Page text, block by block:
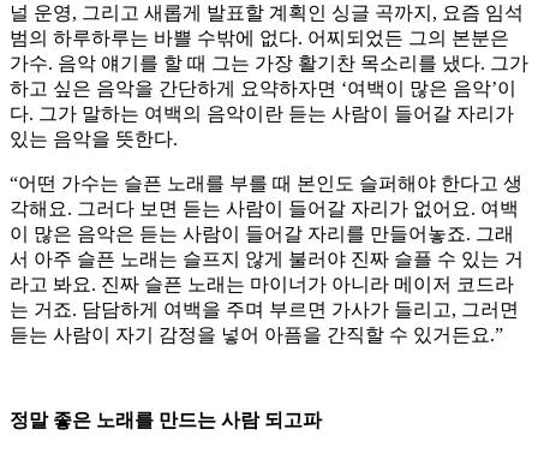
널 운영, 그리고 새롭게 발표할 계획인 싱글 곡까지, 요즘 임석
범의 하루하루는 바쁠 수밖에 없다. 어찌되었든 그의 본분은
가수. 음악 얘기를 할 때 그는 가장 활기찬 목소리를 냈다. 그가
하고 싶은 음악을 간단하게 요약하자면 ‘여백이 많은 음악’이
다. 그가 말하는 여백의 음악이란 듣는 사람이 들어갈 자리가
있는 음악을 뜻한다.
“어떤 가수는 슬픈 노래를 부를 때 본인도 슬퍼해야 한다고 생
각해요. 그러다 보면 듣는 사람이 들어갈 자리가 없어요. 여백
이 많은 음악은 듣는 사람이 들어갈 자리를 만들어놓죠. 그래
서 아주 슬픈 노래는 슬프지 않게 불러야 진짜 슬플 수 있는 거
라고 봐요. 진짜 슬픈 노래는 마이너가 아니라 메이저 코드라
는 거죠. 담담하게 여백을 주며 부르면 가사가 들리고, 그러면
듣는 사람이 자기 감정을 넣어 아픔을 간직할 수 있거든요.”
정말 좋은 노래를 만드는 사람 되고파